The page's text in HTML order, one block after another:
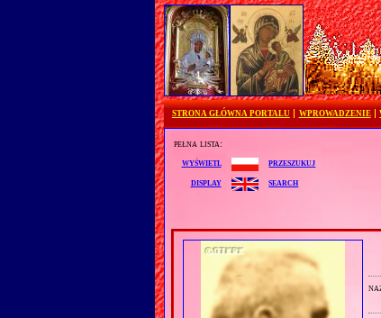
STRONA GŁÓWNA PORTALU WPROWADZENIE
pełna lista:
wyświetl
przeszukuj
display
search